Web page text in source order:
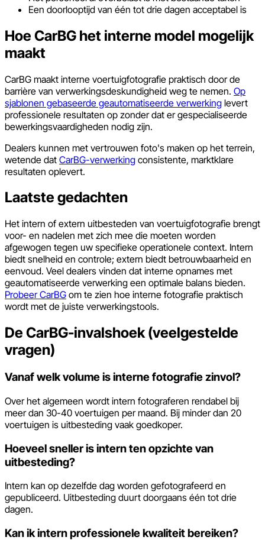
Een doorlooptijd van één tot drie dagen acceptabel is
Hoe CarBG het interne model mogelijk
maakt
CarBG maakt interne voertuigfotografie praktisch door de
barrière van verwerkingsdeskundigheid weg te nemen. Op
sjablonen gebaseerde geautomatiseerde verwerking levert
professionele resultaten op zonder dat er gespecialiseerde
bewerkingsvaardigheden nodig zijn.
Dealers kunnen met vertrouwen foto's maken op het terrein,
wetende dat CarBG-verwerking consistente, marktklare
resultaten oplevert.
Laatste gedachten
Het intern of extern uitbesteden van voertuigfotografie brengt
voor- en nadelen met zich mee die moeten worden
afgewogen tegen uw specifieke operationele context. Intern
biedt snelheid en controle; extern biedt betrouwbaarheid en
eenvoud. Veel dealers vinden dat interne opnames met
geautomatiseerde verwerking een optimale balans bieden.
Probeer CarBG om te zien hoe interne fotografie praktisch
wordt met de juiste verwerkingstools.
De CarBG-invalshoek (veelgestelde
vragen)
Vanaf welk volume is interne fotografie zinvol?
Over het algemeen wordt intern fotograferen rendabel bij
meer dan 30-40 voertuigen per maand. Bij minder dan 20
voertuigen is uitbesteding vaak goedkoper.
Hoeveel sneller is intern ten opzichte van
uitbesteding?
Intern kan op dezelfde dag worden gefotografeerd en
gepubliceerd. Uitbesteding duurt doorgaans één tot drie
dagen.
Kan ik intern professionele kwaliteit bereiken?